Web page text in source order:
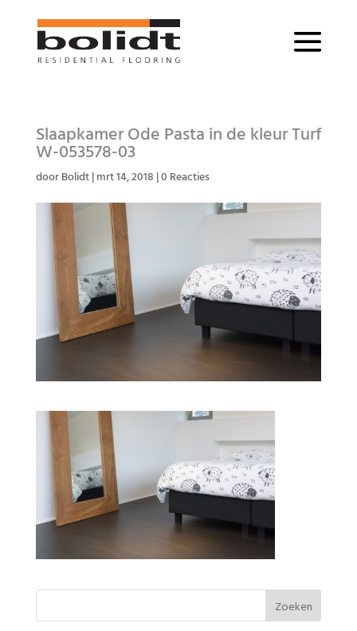
Slaapkamer Ode Pasta in de kleur Turf
W-053578-03
doorBolidt|mrt 14, 2018 |0 Reacties